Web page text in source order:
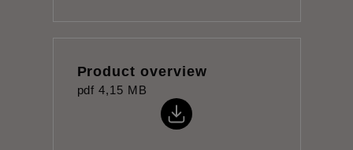
Product overview
pdf 4,15 MB